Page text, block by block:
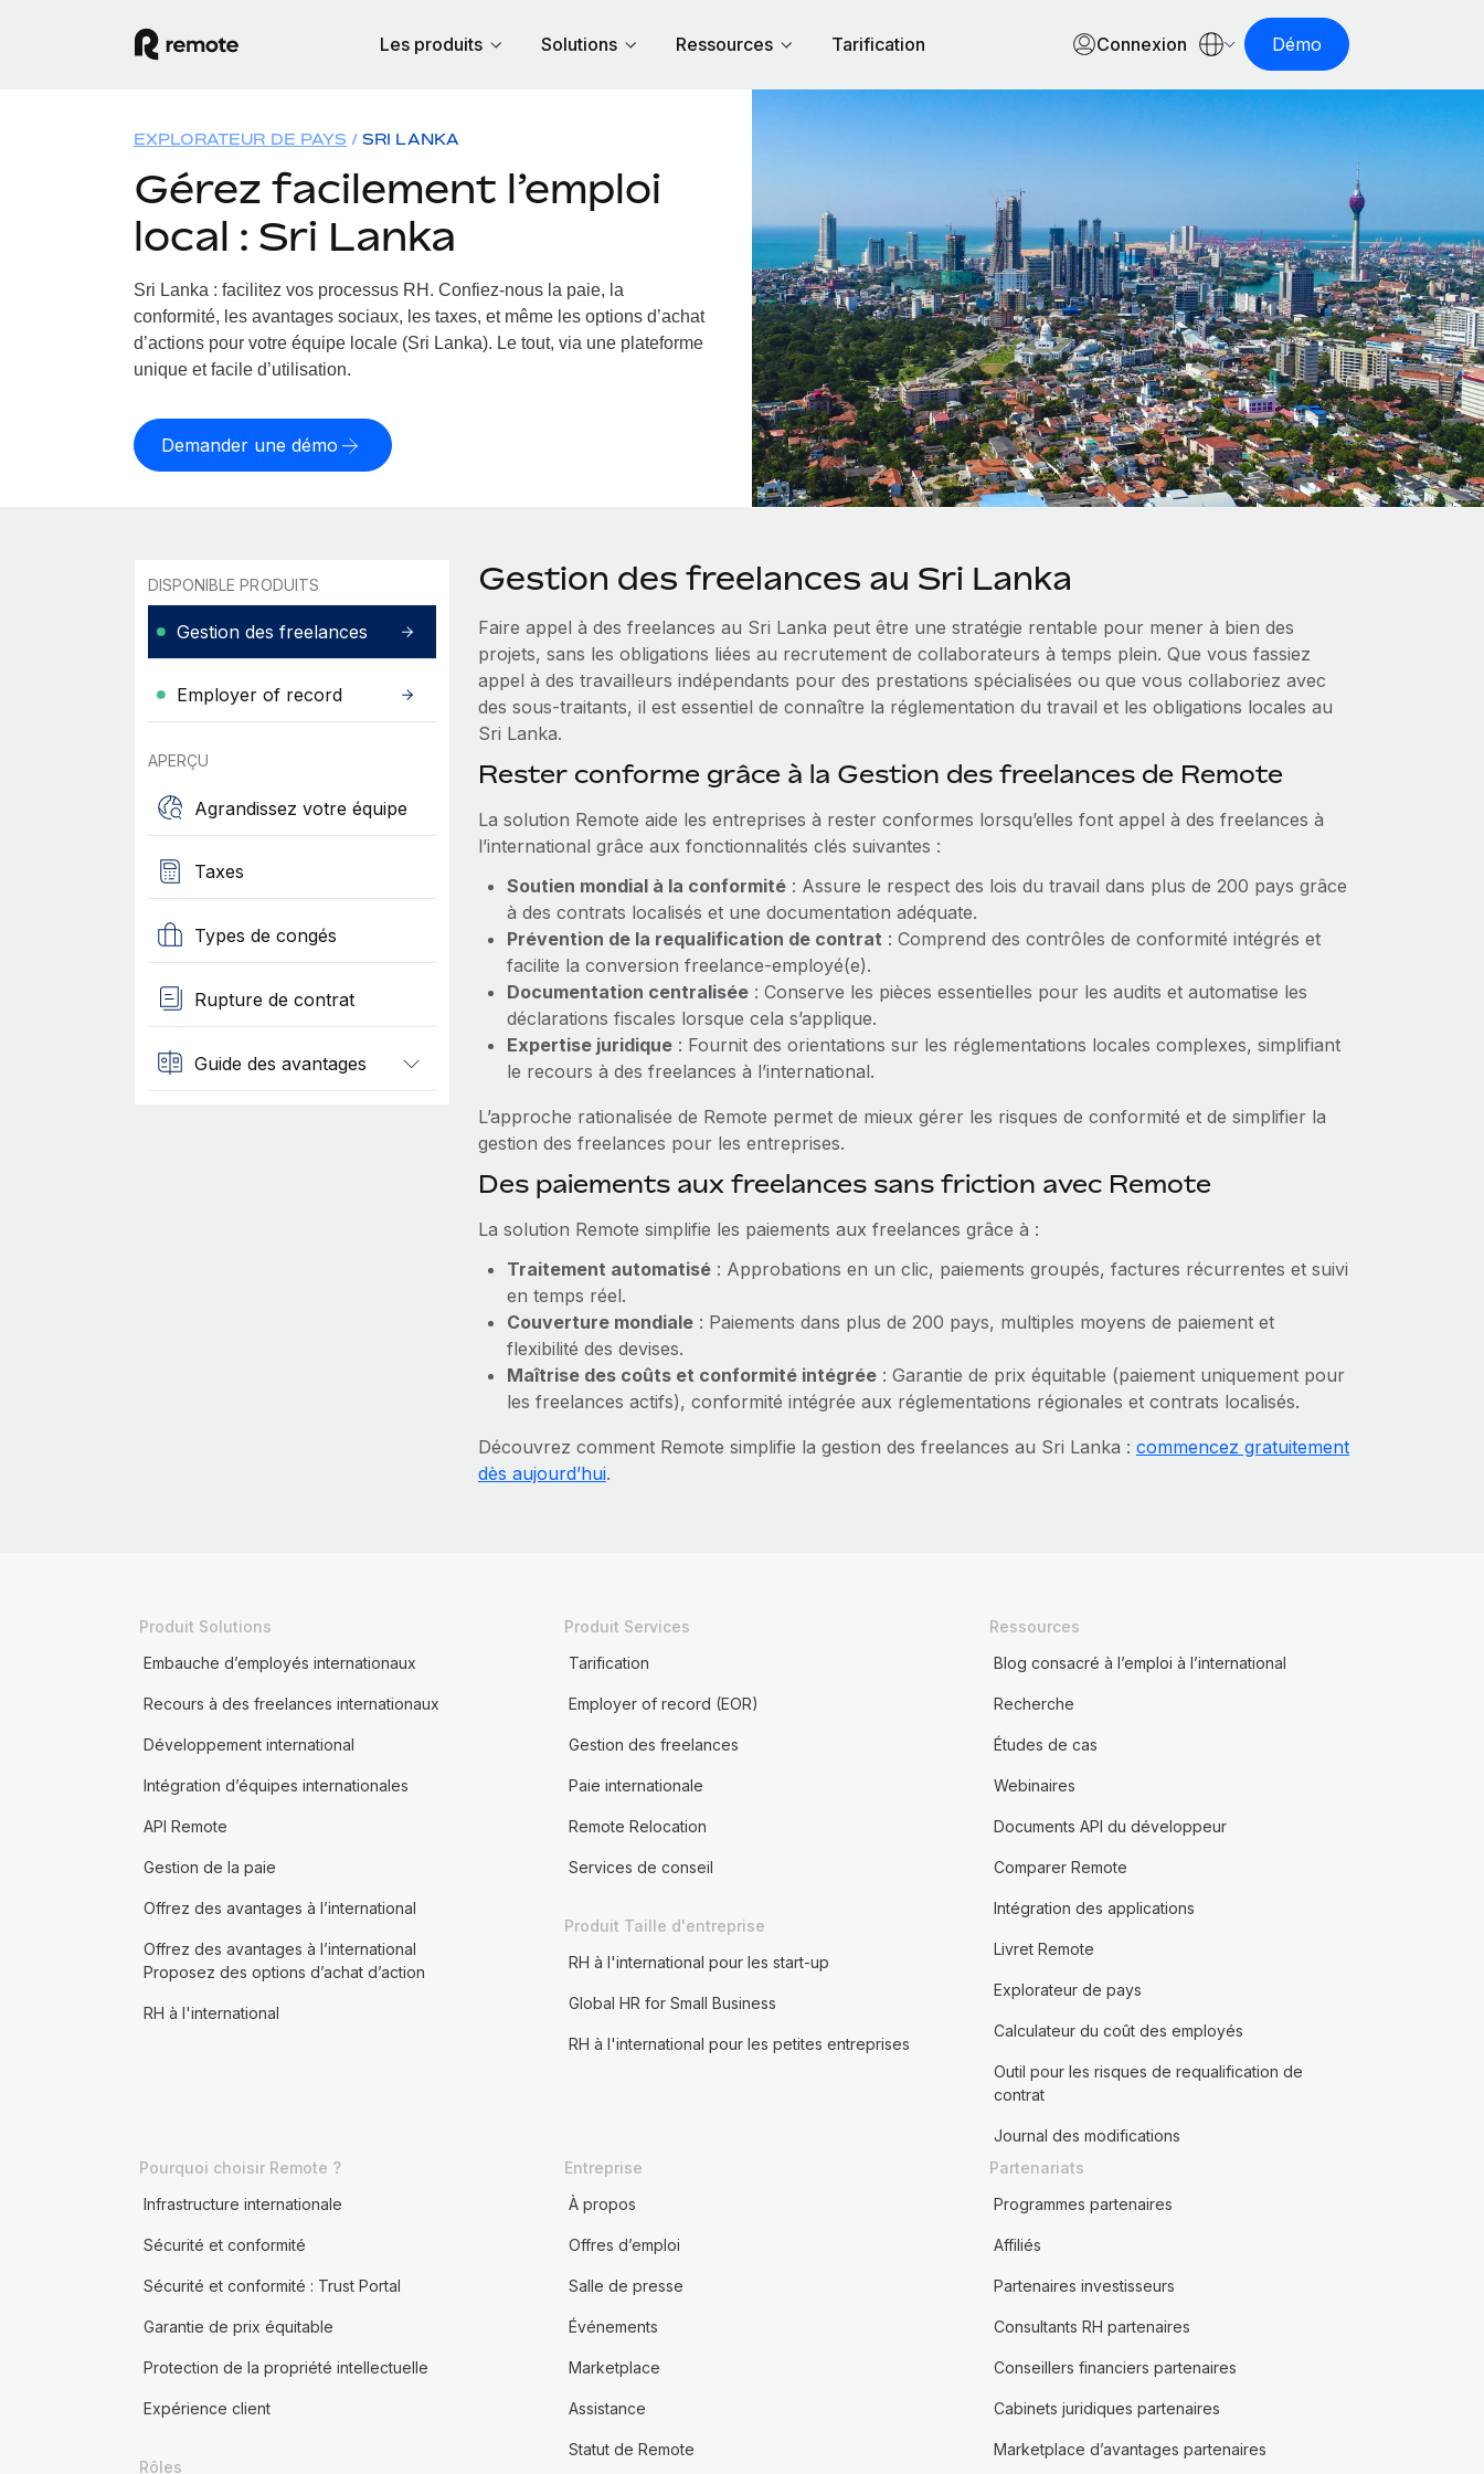
Les produits Solutions Ressources Tarification Connexion Démo
EXPLORATEUR DE PAYS SRI LANKA
Gérez facilement l’emploi
local : Sri Lanka
Sri Lanka : facilitez vos processus RH. Confiez-nous la paie, la
conformité, les avantages sociaux, les taxes, et même les options d’achat
d’actions pour votre équipe locale (Sri Lanka). Le tout, via une plateforme
unique et facile d’utilisation.
Demander une démo
DISPONIBLE PRODUITS
Gestion des freelances
Employer of record
APERÇU
Agrandissez votre équipe
Taxes
Types de congés
Rupture de contrat
Guide des avantages
Gestion des freelances au Sri Lanka
Faire appel à des freelances au Sri Lanka peut être une stratégie rentable pour mener à bien des
projets, sans les obligations liées au recrutement de collaborateurs à temps plein. Que vous fassiez
appel à des travailleurs indépendants pour des prestations spécialisées ou que vous collaboriez avec
des sous‑traitants, il est essentiel de connaître la réglementation du travail et les obligations locales au
Sri Lanka.
Rester conforme grâce à la Gestion des freelances de Remote
La solution Remote aide les entreprises à rester conformes lorsqu’elles font appel à des freelances à
l’international grâce aux fonctionnalités clés suivantes :
Soutien mondial à la conformité: Assure le respect des lois du travail dans plus de 200 pays grâce
à des contrats localisés et une documentation adéquate.
Prévention de la requalification de contrat : Comprend des contrôles de conformité intégrés et
facilite la conversion freelance‑employé(e).
Documentation centralisée: Conserve les pièces essentielles pour les audits et automatise les
déclarations fiscales lorsque cela s’applique.
Expertise juridique: Fournit des orientations sur les réglementations locales complexes, simplifiant
le recours à des freelances à l’international.
L’approche rationalisée de Remote permet de mieux gérer les risques de conformité et de simplifier la
gestion des freelances pour les entreprises.
Des paiements aux freelances sans friction avec Remote
La solution Remote simplifie les paiements aux freelances grâce à :
Traitement automatisé: Approbations en un clic, paiements groupés, factures récurrentes et suivi
en temps réel.
Couverture mondiale: Paiements dans plus de 200 pays, multiples moyens de paiement et
flexibilité des devises.
Maîtrise des coûts et conformité intégrée: Garantie de prix équitable (paiement uniquement pour
les freelances actifs), conformité intégrée aux réglementations régionales et contrats localisés.
Découvrez comment Remote simplifie la gestion des freelances au Sri Lanka : commencez gratuitement
dès aujourd’hui.
Produit Solutions
Embauche d’employés internationaux
Recours à des freelances internationaux
Développement international
Intégration d’équipes internationales
API Remote
Gestion de la paie
Offrez des avantages à l’international
Offrez des avantages à l’international
Proposez des options d’achat d’action
RH à l'international
Produit Services
Tarification
Employer of record (EOR)
Gestion des freelances
Paie internationale
Remote Relocation
Services de conseil
Produit Taille d'entreprise
RH à l'international pour les start-up
Global HR for Small Business
RH à l'international pour les petites entreprises
Ressources
Blog consacré à l’emploi à l’international
Recherche
Études de cas
Webinaires
Documents API du développeur
Comparer Remote
Intégration des applications
Livret Remote
Explorateur de pays
Calculateur du coût des employés
Outil pour les risques de requalification de
contrat
Journal des modifications
Pourquoi choisir Remote ?
Infrastructure internationale
Sécurité et conformité
Sécurité et conformité : Trust Portal
Garantie de prix équitable
Protection de la propriété intellectuelle
Expérience client
Rôles
Entreprise
À propos
Offres d’emploi
Salle de presse
Événements
Marketplace
Assistance
Statut de Remote
Partenariats
Programmes partenaires
Affiliés
Partenaires investisseurs
Consultants RH partenaires
Conseillers financiers partenaires
Cabinets juridiques partenaires
Marketplace d’avantages partenaires